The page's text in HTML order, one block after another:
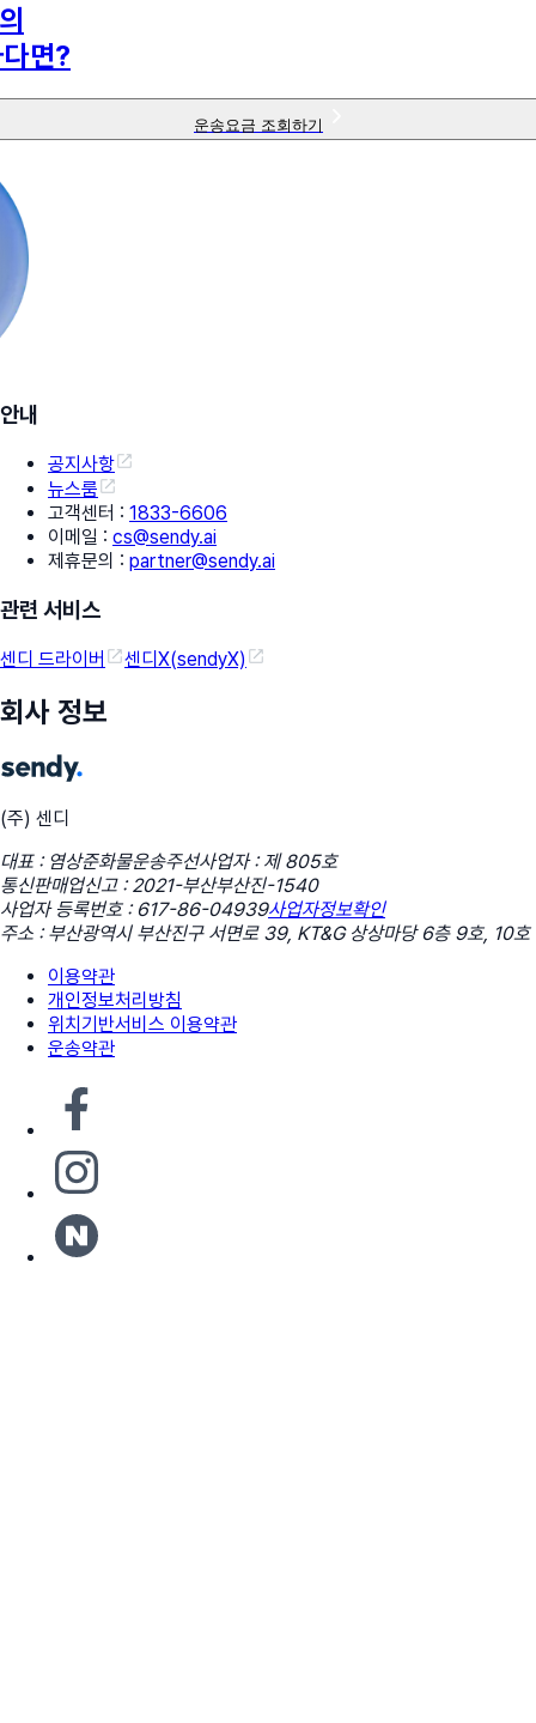
면?
운송요금 조회하기
안내
공지사항
뉴스룸
고객센터 : 1833-6606
이메일 : cs@sendy.ai
제휴문의 : partner@sendy.ai
관련 서비스
센디 드라이버 센디X(sendyX)
회사 정보
(주) 센디
대표 : 염상준화물운송주선사업자 : 제 805호
통신판매업신고 : 2021-부산부산진-1540
사업자 등록번호 : 617-86-04939사업자정보확인
주소 : 부산광역시 부산진구 서면로 39, KT&G 상상마당 6층 9호, 10호
이용약관
개인정보처리방침
위치기반서비스 이용약관
운송약관